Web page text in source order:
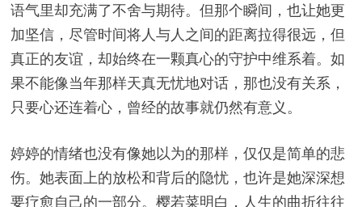
语气里却充满了不舍与期待。但那个瞬间，也让她更
加坚信，尽管时间将人与人之间的距离拉得很远，但
真正的友谊，却始终在一颗真心的守护中维系着。如
果不能像当年那样天真无忧地对话，那也没有关系，
只要心还连着心，曾经的故事就仍然有意义。
婷婷的情绪也没有像她以为的那样，仅仅是简单的悲
伤。她表面上的放松和背后的隐忧，也许是她深深想
要疗愈自己的一部分。樱若菜明白，人生的曲折往往